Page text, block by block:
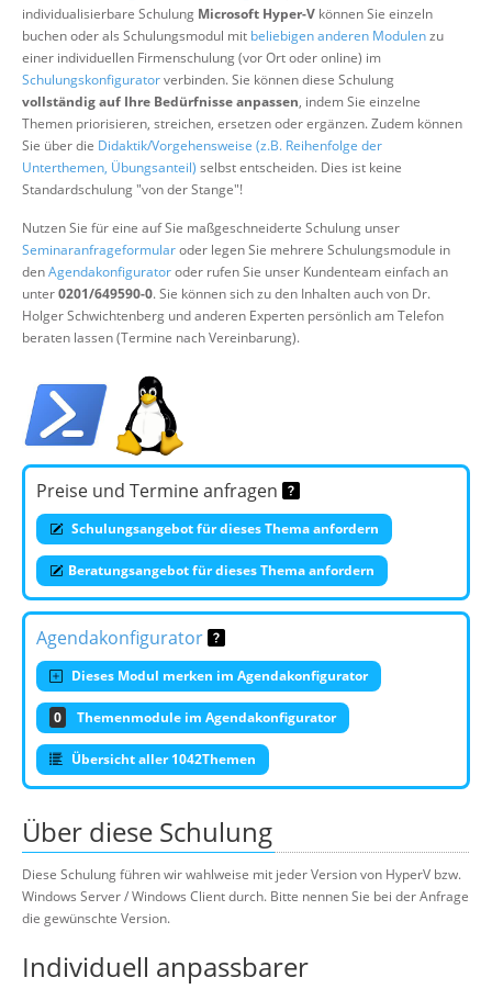
Über uns
Suche
individualisierbare Schulung Microsoft Hyper-V können Sie einzeln
buchen oder als Schulungsmodul mit beliebigen anderen Modulenzu
einer individuellen Firmenschulung (vor Ort oder online) im
Schulungskonfiguratorverbinden. Sie können diese Schulung
vollständig auf Ihre Bedürfnisse anpassen, indem Sie einzelne
Themen priorisieren, streichen, ersetzen oder ergänzen. Zudem können
Sie über die Didaktik/Vorgehensweise (z.B. Reihenfolge der
Unterthemen, Übungsanteil) selbst entscheiden. Dies ist keine
Standardschulung "von der Stange"!
Nutzen Sie für eine auf Sie maßgeschneiderte Schulung unser
Seminaranfrageformularoder legen Sie mehrere Schulungsmodule in
denAgendakonfiguratoroder rufen Sie unser Kundenteam einfach an
unter0201/649590-0. Sie können sich zu den Inhalten auch von Dr.
Holger Schwichtenberg und anderen Experten persönlich am Telefon
beraten lassen (Termine nach Vereinbarung).
Preise und Termine anfragen
Schulungsangebot für dieses Thema anfordern
Beratungsangebot für dieses Thema anfordern
Agendakonfigurator
Dieses Modul merken im Agendakonfigurator
0 Themenmodule im Agendakonfigurator
Übersicht aller 1042Themen
Über diese Schulung
Diese Schulung führen wir wahlweise mit jeder Version von HyperV bzw.
Windows Server / Windows Client durch. Bitte nennen Sie bei der Anfrage
die gewünschte Version.
Individuell anpassbarer